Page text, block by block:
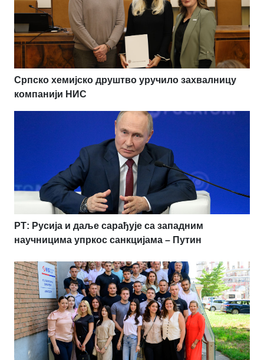
Српско хемијско друштво уручило захвалницу
компанији НИС
РТ: Русија и даље сарађује са западним
научницима упркос санкцијама – Путин